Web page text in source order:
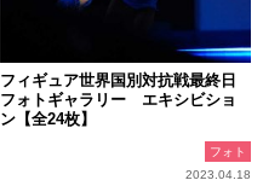
フィギュア世界国別対抗戦最終日
フォトギャラリー エキシビショ
ン【全24枚】
フォト
2023.04.18